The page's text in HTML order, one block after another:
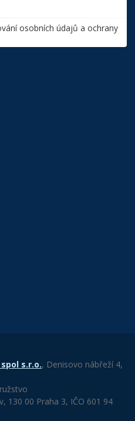
osobních údajů a ochrany
s.r.o., Denisovo nábřeží 4,
130 00 Praha 3, IČO 601 94